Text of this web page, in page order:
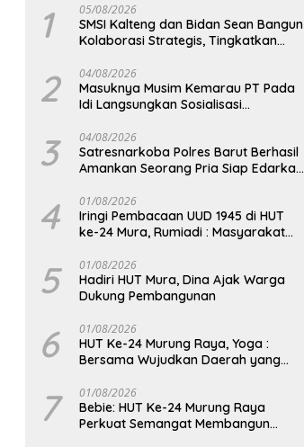
1 05/08/2026
SMSI Kalteng dan Bidan Sean Bangun
Kolaborasi Strategis, Tingkatkan
2 04/08/2026
Masuknya Musim Kemarau PT Pada
Idi Langsungkan Sosialisasi
3 04/08/2026
Satresnarkoba Polres Barut Berhasil
Amankan Seorang Pria Siap Edarkan
Gram
4 01/08/2026
Iringi Pembacaan UUD 1945 di HUT
ke-24 Mura, Rumiadi : Masyarakat
yang Lebih Besar
5 01/08/2026
Hadiri HUT Mura, Dina Ajak Warga
Dukung Pembangunan
6 01/08/2026
HUT Ke-24 Murung Raya, Yoga :
Bersama Wujudkan Daerah yang
7 01/08/2026
Bebie: HUT Ke-24 Murung Raya
Perkuat Semangat Membangun